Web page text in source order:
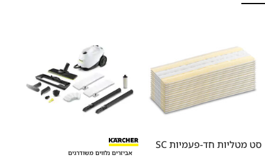
סט מטליות חד-פעמיות SC
אביזרים נלווים משודרגים